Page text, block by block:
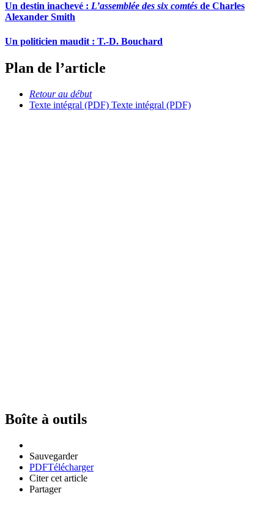
Un destin inachevé : L’assemblée des six comtés de Charles
Alexander Smith
Un politicien maudit : T.-D. Bouchard
Plan de l’article
Retour au début
Texte intégral (PDF) Texte intégral (PDF)
Boîte à outils
Sauvegarder
PDFTélécharger
Citer cet article
Partager